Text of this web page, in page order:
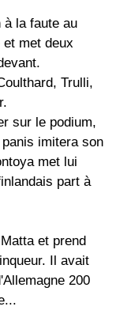
à la faute au
met deux
Trulli,
sur le podium,
imitera son
met lui
part à
et prend
Il avait
200